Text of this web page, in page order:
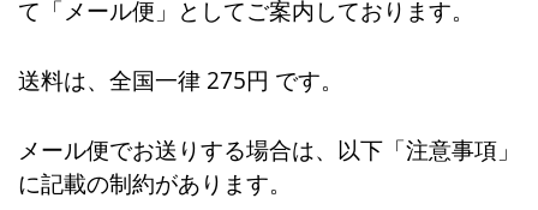
て「メール便」としてご案内しております。
送料は、全国一律 275円 です。
メール便でお送りする場合は、以下「注意事項」
に記載の制約があります。